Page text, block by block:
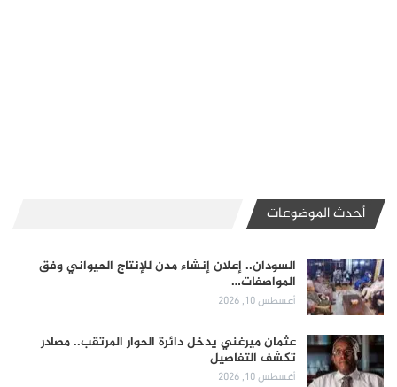
أحدث الموضوعات
السودان.. إعلان إنشاء مدن للإنتاج الحيواني وفق
المواصفات…
أغسطس 10, 2026
عثمان ميرغني يدخل دائرة الحوار المرتقب.. مصادر
تكشف التفاصيل
أغسطس 10, 2026